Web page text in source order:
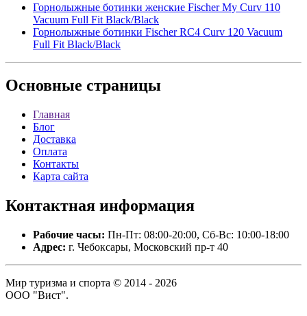
Горнолыжные ботинки женские Fischer My Curv 110
Vacuum Full Fit Black/Black
Горнолыжные ботинки Fischer RC4 Curv 120 Vacuum
Full Fit Black/Black
Основные страницы
Главная
Блог
Доставка
Оплата
Контакты
Карта сайта
Контактная информация
Рабочие часы: Пн-Пт: 08:00-20:00, Сб-Вс: 10:00-18:00
Адрес: г. Чебоксары, Московский пр-т 40
Мир туризма и спорта © 2014 - 2026
ООО "Вист".